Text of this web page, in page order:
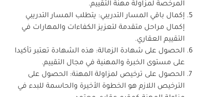
المرخصة لمزاولة مهنة التقييم.
إكمال باقي المسار التدريبي: يتطلب المسار التدريبي
إكمال مراحل متقدمة لتعزيز الكفاءات والمهارات في
التقييم العقاري.
الحصول على شهادة الزمالة: هذه الشهادة تعتبر تأكيدا
على مستوى الخبرة والمهنية في مجال التقييم.
الحصول على ترخيص لمزاولة المهنة: الحصول على
الترخيص اللازم هو الخطوة الأخيرة والحاسمة للبدء في